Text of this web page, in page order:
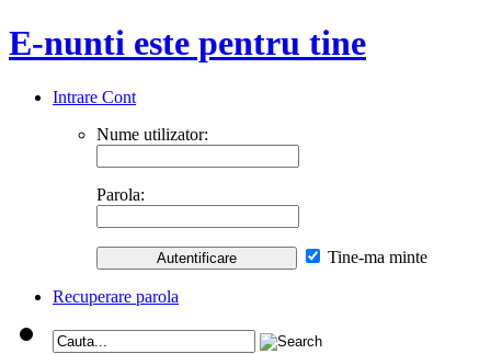
E-nunti este pentru tine
Intrare Cont
Nume utilizator:
Parola:
Tine-ma minte
Recuperare parola